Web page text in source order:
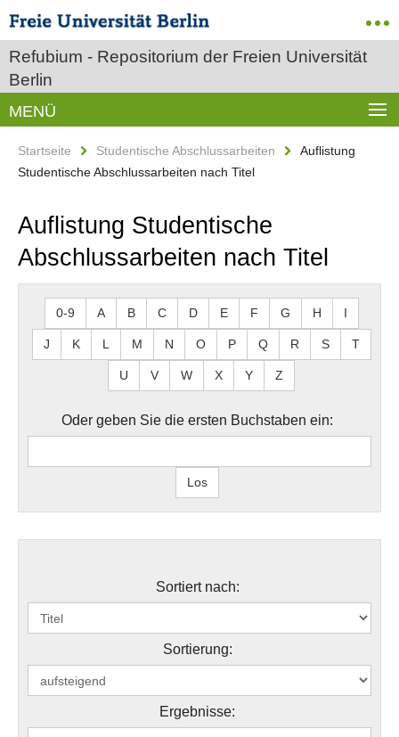
Refubium - Repositorium der Freien Universität
Berlin
MENÜ
Startseite Studentische Abschlussarbeiten
Auflistung
Studentische Abschlussarbeiten nach Titel
Auflistung Studentische
Abschlussarbeiten nach Titel
0-9 A B C D E F G H I
J K L M N O P Q R S T
U V W X Y Z
Oder geben Sie die ersten Buchstaben ein:
Sortiert nach:
Sortierung:
Ergebnisse: